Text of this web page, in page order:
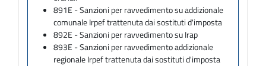
891E - Sanzioni per ravvedimento su addizionale
comunale Irpef trattenuta dai sostituti d'imposta
892E - Sanzioni per ravvedimento su Irap
893E - Sanzioni per ravvedimento addizionale
regionale Irpef trattenuta dai sostituti d'imposta